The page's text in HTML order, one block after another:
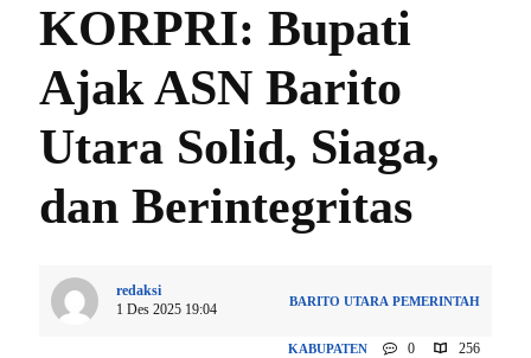
KORPRI: Bupati
Ajak ASN Barito
Utara Solid, Siaga,
dan Berintegritas
redaksi
1 Des 2025 19:04
BARITO UTARA PEMERINTAH
KABUPATEN 0 256